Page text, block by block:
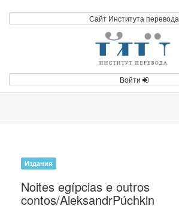
Сайт Института перевода
Войти
Издания
Noites egípcias e outros
contos/AleksandrPúchkin